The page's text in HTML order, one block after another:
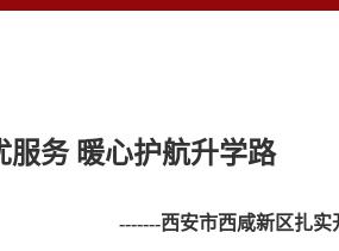
服务 暖心护航升学路
-------西安市西咸新区扎